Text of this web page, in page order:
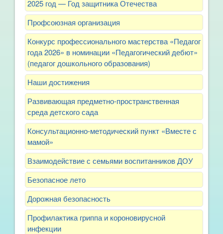
2025 год — Год защитника Отечества
Профсоюзная организация
Конкурс профессионального мастерства «Педагог
года 2026» в номинации «Педагогический дебют»
(педагог дошкольного образования)
Наши достижения
Развивающая предметно-пространственная
среда детского сада
Консультационно-методический пункт «Вместе с
мамой»
Взаимодействие с семьями воспитанников ДОУ
Безопасное лето
Дорожная безопасность
Профилактика гриппа и короновирусной
инфекции